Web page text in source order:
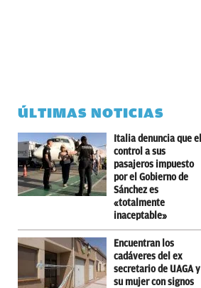
ÚLTIMAS NOTICIAS
Italia denuncia que el
control a sus
pasajeros impuesto
por el Gobierno de
Sánchez es
«totalmente
inaceptable»
Encuentran los
cadáveres del ex
secretario de UAGA y
su mujer con signos